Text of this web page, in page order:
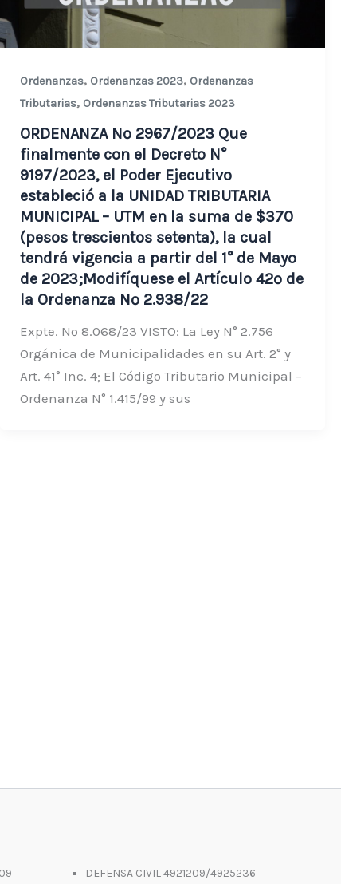
Ordenanzas, Ordenanzas 2023, Ordenanzas
Tributarias, Ordenanzas Tributarias 2023
ORDENANZA Nº 2967/2023 Que
finalmente con el Decreto N°
9197/2023, el Poder Ejecutivo
estableció a la UNIDAD TRIBUTARIA
MUNICIPAL – UTM en la suma de $370
(pesos trescientos setenta), la cual
tendrá vigencia a partir del 1° de Mayo
de 2023;Modifíquese el Artículo 42º de
la Ordenanza Nº 2.938/22
Expte. Nº 8.068/23 VISTO: La Ley N° 2.756
Orgánica de Municipalidades en su Art. 2° y
Art. 41° Inc. 4; El Código Tributario Municipal –
Ordenanza N° 1.415/99 y sus
DEFENSA CIVIL 4921209/4925236